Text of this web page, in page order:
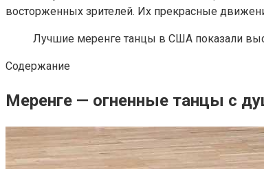
восторженных зрителей. Их прекрасные
Лучшие меренге танцы в США показали
Содержание
Меренге — огненные танцы с